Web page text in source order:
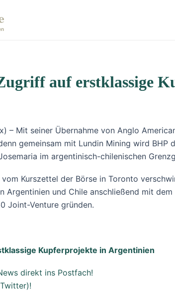
auf erstklassige
– Mit seiner Übernahme von Anglo
gemeinsam mit Lundin Mining wird
im argentinisch-chilenischen
Kurszettel der Börse in Toronto
Argentinien und Chile anschließend mit
Joint-Venture gründen.
Kupferprojekte in Argentinien
direkt ins Postfach!